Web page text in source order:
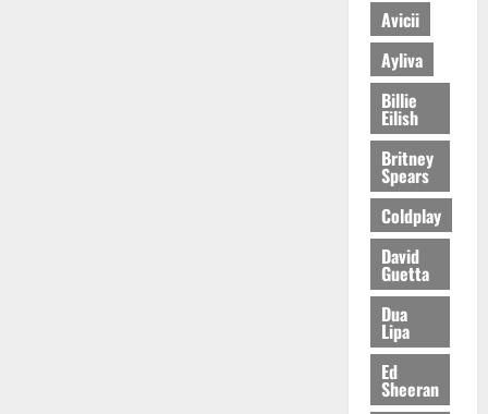
Avicii
Ayliva
Billie
Eilish
Britney
Spears
Coldplay
David
Guetta
Dua
Lipa
Ed
Sheeran